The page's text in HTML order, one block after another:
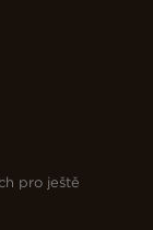
pro ještě